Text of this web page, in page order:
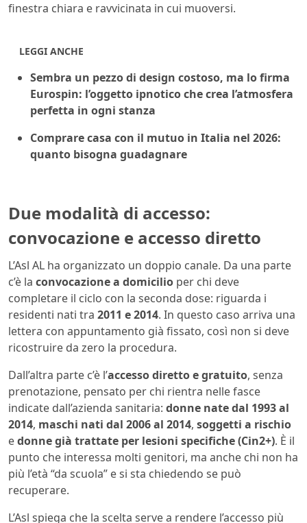
finestra chiara e ravvicinata in cui muoversi.
LEGGI ANCHE
Sembra un pezzo di design costoso, ma lo firma
Eurospin: l’oggetto ipnotico che crea l’atmosfera
perfetta in ogni stanza
Comprare casa con il mutuo in Italia nel 2026:
quanto bisogna guadagnare
Due modalità di accesso:
convocazione e accesso diretto
L’Asl AL ha organizzato un doppio canale. Da una parte
c’è la convocazione a domicilio per chi deve
completare il ciclo con la seconda dose: riguarda i
residenti nati tra 2011 e 2014. In questo caso arriva una
lettera con appuntamento già fissato, così non si deve
ricostruire da zero la procedura.
Dall’altra parte c’è l’accesso diretto e gratuito, senza
prenotazione, pensato per chi rientra nelle fasce
indicate dall’azienda sanitaria: donne nate dal 1993 al
2014, maschi nati dal 2006 al 2014, soggetti a rischio
edonne già trattate per lesioni specifiche (Cin2+). È il
punto che interessa molti genitori, ma anche chi non ha
più l’età “da scuola” e si sta chiedendo se può
recuperare.
L’Asl spiega che la scelta serve a rendere l’accesso più